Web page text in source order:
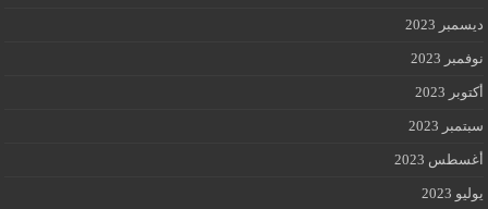
ديسمبر 2023
نوفمبر 2023
أكتوبر 2023
سبتمبر 2023
أغسطس 2023
يوليو 2023